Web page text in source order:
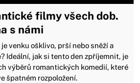
filmy všech dob.
s námi
venku ošklivo, prší nebo sněží a
Ideální, jak si tento den zpříjemnit, je
výběrů romantických komedií, které
špatném rozpoložení.